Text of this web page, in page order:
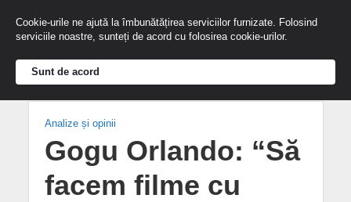
Analize și opinii
Gogu Orlando: “Să
facem filme cu
Cookie-urile ne ajută la îmbunătățirea serviciilor furnizate. Folosind
serviciile noastre, sunteți de acord cu folosirea cookie-urilor.
Sunt de acord